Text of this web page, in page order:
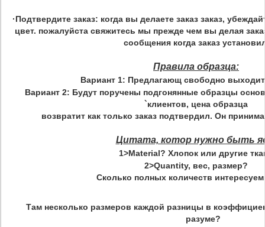
·Подтвердите заказ: когда вы делаете заказ заказ,
цвет. пожалуйста свяжитесь мы прежде чем вы делая
сообщения когда заказ
Правила образца:
Вариант 1: Предлагающ свободно
Вариант 2: Будут поручены подгонянные образцы
`клиентов, цена образца
возвратит как только заказ подтвердил. Он
Цитата, котор нужно быть
1>Material? Хлопок или другие
2>Quantity, вес, размер?
Сколько полных количеств
Там несколько размеров каждой разницы в
разуме?